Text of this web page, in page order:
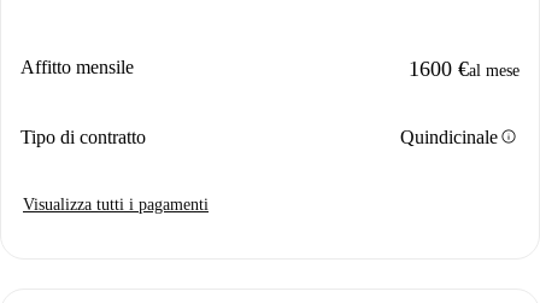
Affitto mensile 1600 €al mese
Tipo di contratto Quindicinaleinfo
Visualizza tutti i pagamenti